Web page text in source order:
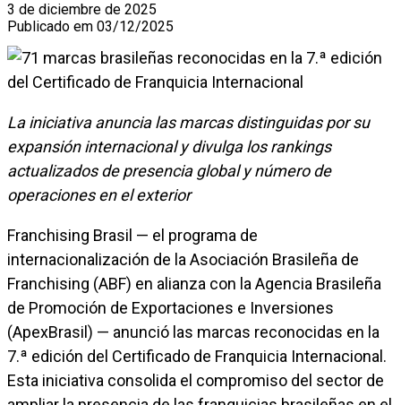
3 de diciembre de 2025
Publicado em 03/12/2025
La iniciativa anuncia las marcas distinguidas por su
expansión internacional y divulga los rankings
actualizados de presencia global y número de
operaciones en el exterior
Franchising Brasil — el programa de
internacionalización de la Asociación Brasileña de
Franchising (ABF) en alianza con la Agencia Brasileña
de Promoción de Exportaciones e Inversiones
(ApexBrasil) — anunció las marcas reconocidas en la
7.ª edición del Certificado de Franquicia Internacional.
Esta iniciativa consolida el compromiso del sector de